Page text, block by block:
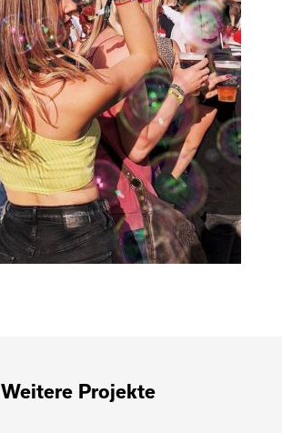
Weitere Projekte